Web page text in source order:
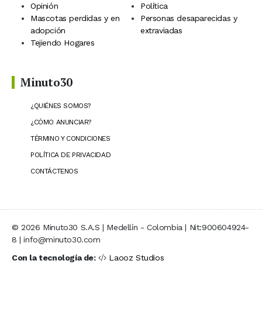
Opinión
Política
Mascotas perdidas y en
adopción
Personas desaparecidas y
extraviadas
Tejiendo Hogares
Minuto30
¿QUIÉNES SOMOS?
¿CÓMO ANUNCIAR?
TÉRMINO Y CONDICIONES
POLÍTICA DE PRIVACIDAD
CONTÁCTENOS
© 2026 Minuto30 S.A.S | Medellín - Colombia | Nit:900604924-
8 | info@minuto30.com
Con la tecnología de:
Laooz Studios